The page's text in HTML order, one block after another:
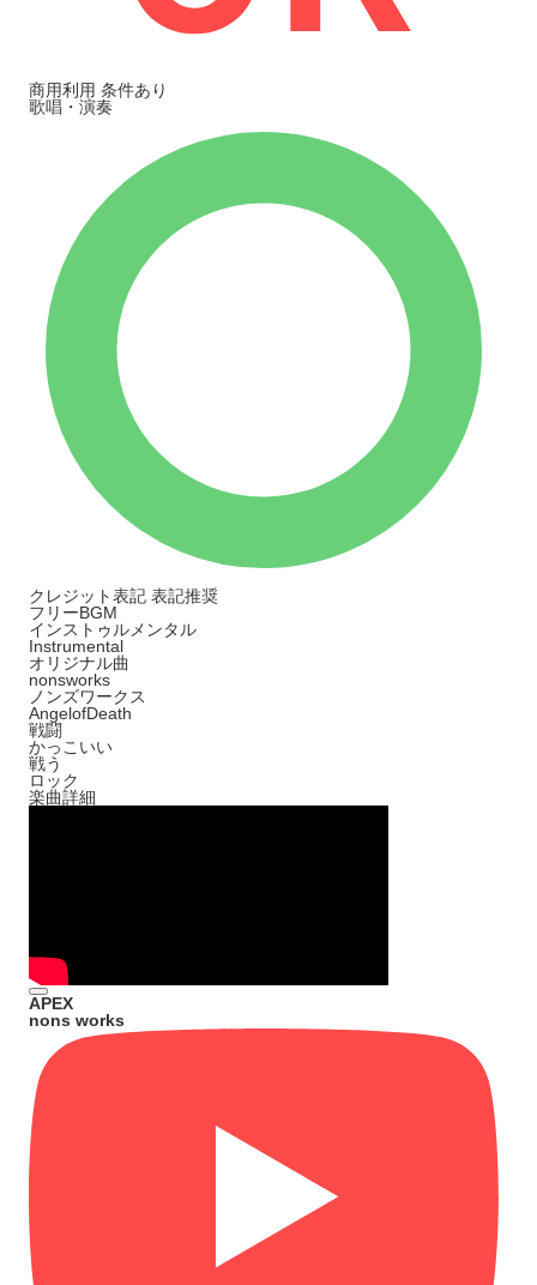
商用利用 条件あり
歌唱・演奏
クレジット表記 表記推奨
フリーBGM
インストゥルメンタル
Instrumental
オリジナル曲
nonsworks
ノンズワークス
AngelofDeath
戦闘
かっこいい
戦う
ロック
楽曲詳細
APEX
nons works